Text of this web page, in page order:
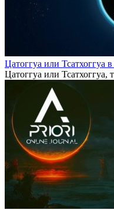
Цатоггуа или Тсатхоггуа
Цатоггуа или